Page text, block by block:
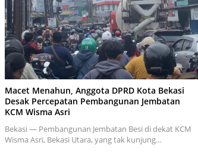
Macet Menahun, Anggota DPRD Kota Bekasi
Desak Percepatan Pembangunan Jembatan
KCM Wisma Asri
Bekasi — Pembangunan Jembatan Besi di dekat KCM
Wisma Asri, Bekasi Utara, yang tak kunjung…